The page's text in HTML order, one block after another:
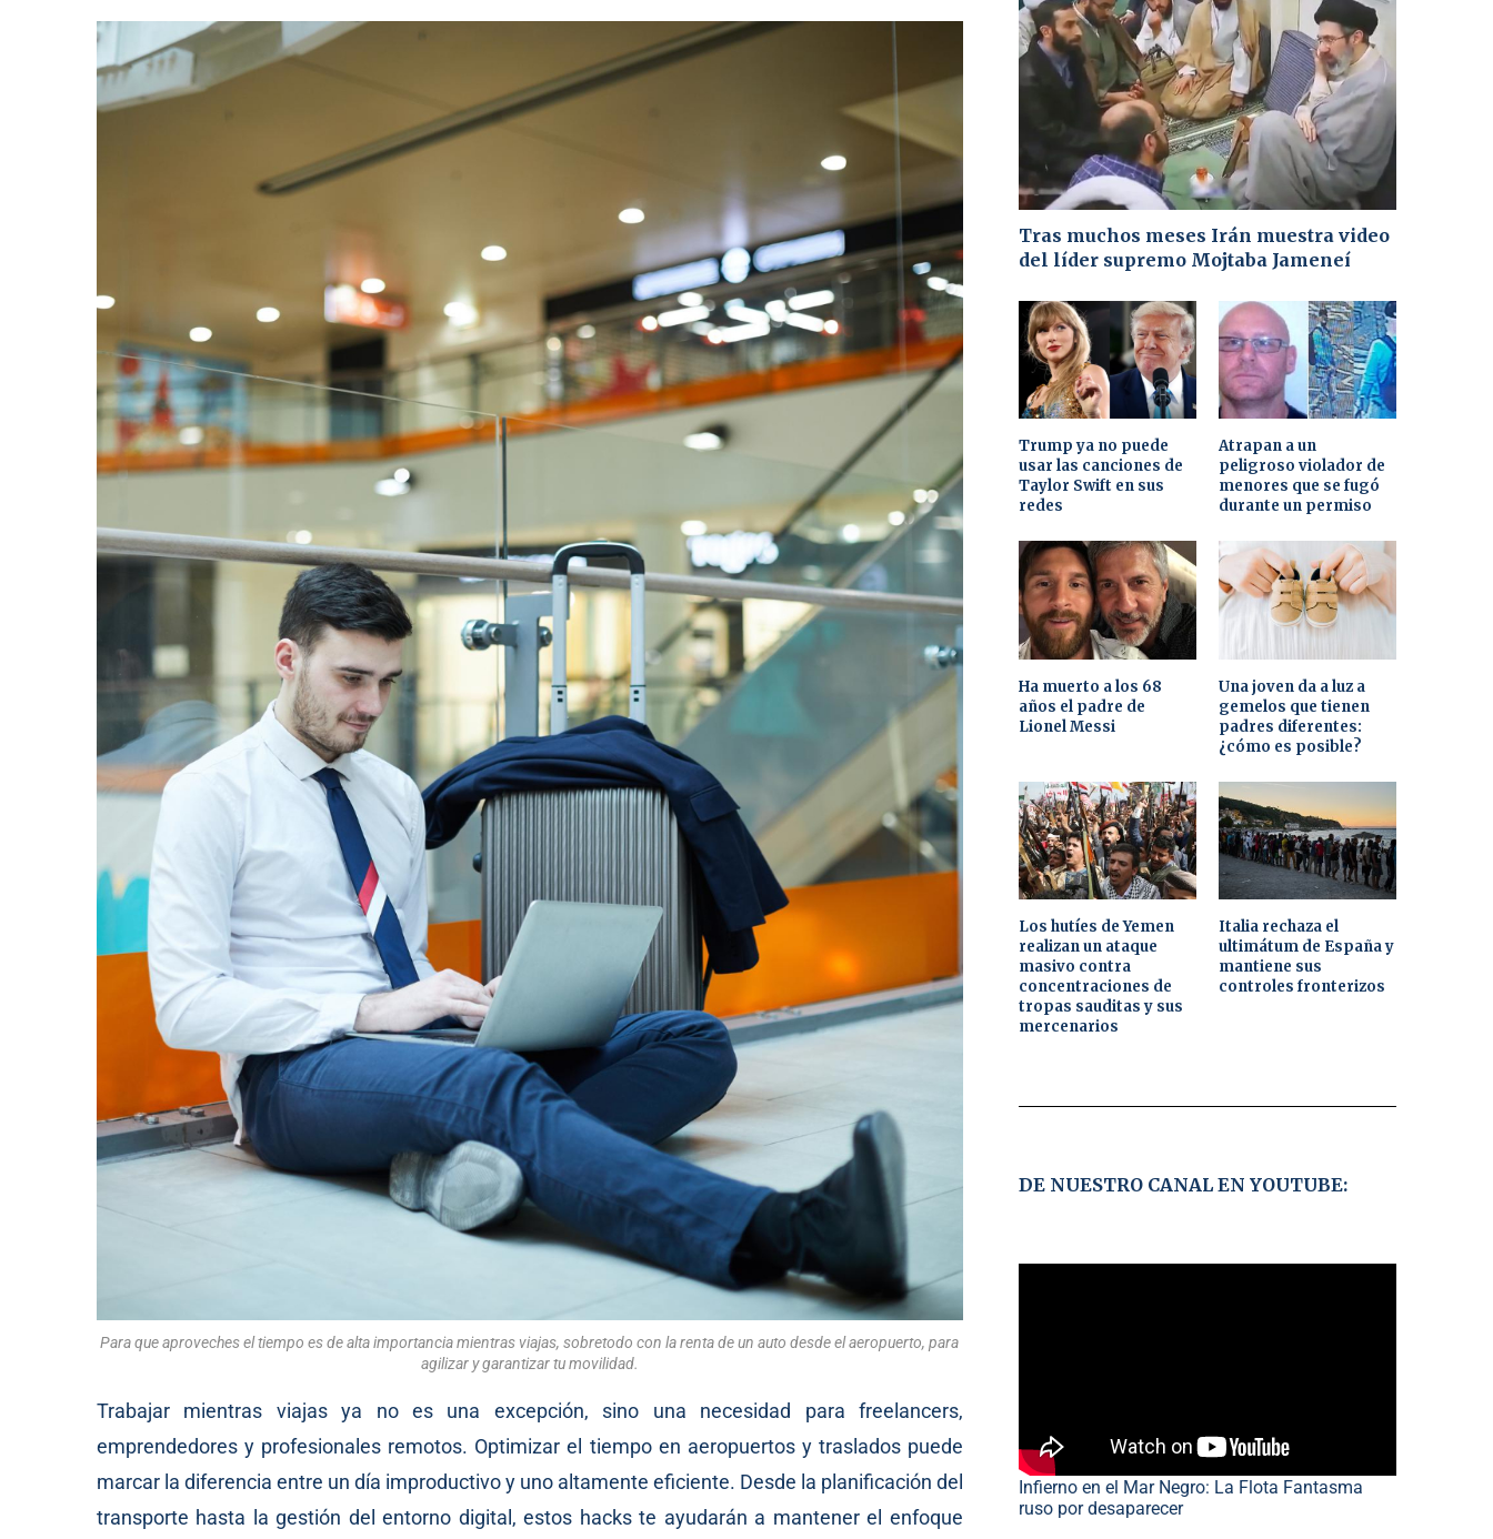
Para que aproveches el tiempo es de alta importancia mientras viajas, sobretodo con la renta de un auto desde el aeropuerto, para
agilizar y garantizar tu movilidad.
Trabajar mientras viajas ya no es una excepción, sino una necesidad para freelancers,
emprendedores y profesionales remotos. Optimizar el tiempo en aeropuertos y traslados puede
marcar la diferencia entre un día improductivo y uno altamente eficiente. Desde la planificación del
transporte hasta la gestión del entorno digital, estos hacks te ayudarán a mantener el enfoque
Tras muchos meses Irán muestra video
del líder supremo Mojtaba Jameneí
Trump ya no puede
usar las canciones de
Taylor Swift en sus
redes
Atrapan a un
peligroso violador de
menores que se fugó
durante un permiso
Ha muerto a los 68
años el padre de
Lionel Messi
Una joven da a luz a
gemelos que tienen
padres diferentes:
¿cómo es posible?
Los hutíes de Yemen
realizan un ataque
masivo contra
concentraciones de
tropas sauditas y sus
mercenarios
Italia rechaza el
ultimátum de España y
mantiene sus
controles fronterizos
DE NUESTRO CANAL EN YOUTUBE:
Infierno en el Mar Negro: La Flota Fantasma
ruso por desaparecer